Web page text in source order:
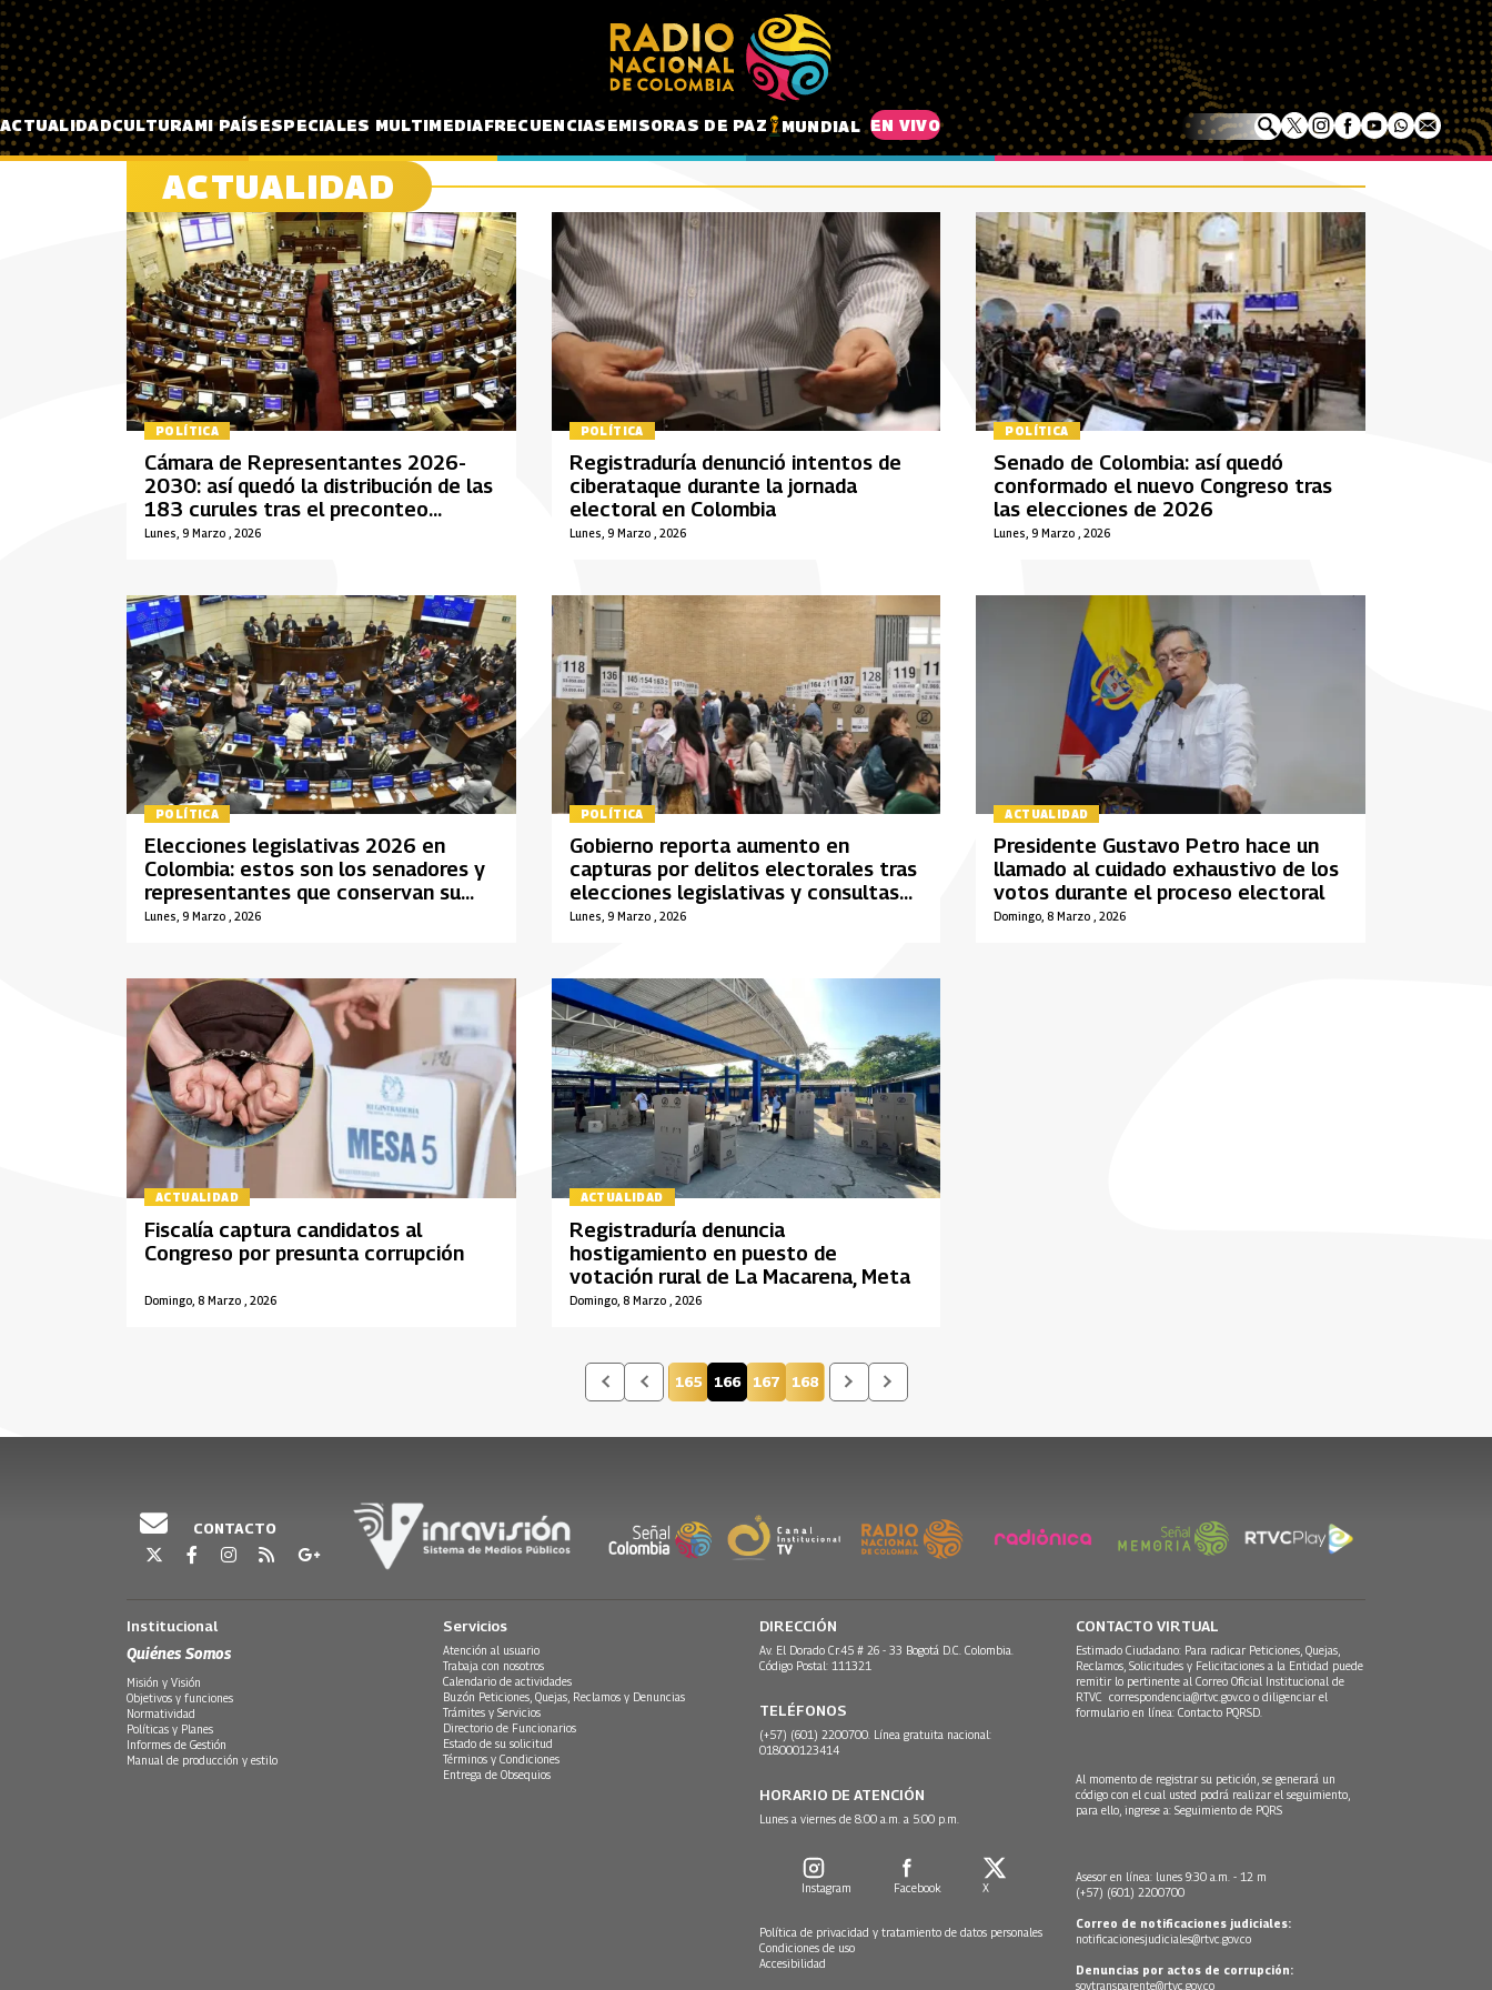
Pasar al contenido principal
ACTUALIDADCULTURAMI PAÍSESPECIALES MULTIMEDIAFRECUENCIASEMISORAS DE PAZ MUNDIAL EN VIVO
ACTUALIDAD
POLÍTICA
Lunes, 9 Marzo , 2026
Cámara de Representantes 2026-
2030: así quedó la distribución de las
183 curules tras el preconteo
electoral
POLÍTICA
Lunes, 9 Marzo , 2026
Registraduría denunció intentos de
ciberataque durante la jornada
electoral en Colombia
POLÍTICA
Lunes, 9 Marzo , 2026
Senado de Colombia: así quedó
conformado el nuevo Congreso tras
las elecciones de 2026
POLÍTICA
Lunes, 9 Marzo , 2026
Elecciones legislativas 2026 en
Colombia: estos son los senadores y
representantes que conservan su
curul
POLÍTICA
Lunes, 9 Marzo , 2026
Gobierno reporta aumento en
capturas por delitos electorales tras
elecciones legislativas y consultas
presidenciales
ACTUALIDAD
Domingo, 8 Marzo , 2026
Presidente Gustavo Petro hace un
llamado al cuidado exhaustivo de los
votos durante el proceso electoral
ACTUALIDAD
Domingo, 8 Marzo , 2026
Fiscalía captura candidatos al
Congreso por presunta corrupción
ACTUALIDAD
Domingo, 8 Marzo , 2026
Registraduría denuncia
hostigamiento en puesto de
votación rural de La Macarena, Meta
Página
165 Página actual
166 Página
167 Página
168
CONTACTO
Institucional
Quiénes Somos
Misión y Visión
Objetivos y funciones
Normatividad
Políticas y Planes
Informes de Gestión
Manual de producción y estilo
Servicios
Atención al usuario
Trabaja con nosotros
Calendario de actividades
Buzón Peticiones, Quejas, Reclamos y Denuncias
Trámites y Servicios
Directorio de Funcionarios
Estado de su solicitud
Términos y Condiciones
Entrega de Obsequios
DIRECCIÓN
Av. El Dorado Cr.45 # 26 - 33 Bogotá D.C. Colombia.
Código Postal: 111321
TELÉFONOS
(+57) (601) 2200700. Línea gratuita nacional:
018000123414
HORARIO DE ATENCIÓN
Lunes a viernes de 8:00 a.m. a 5:00 p.m.
Instagram Facebook X
Política de privacidad y tratamiento de datos personales
Condiciones de uso
Accesibilidad
CONTACTO VIRTUAL
Estimado Ciudadano: Para radicar Peticiones, Quejas,
Reclamos, Solicitudes y Felicitaciones a la Entidad puede
remitir lo pertinente al Correo Oficial Institucional de
RTVC correspondencia@rtvc.gov.co o diligenciar el
formulario en línea: Contacto PQRSD.
Al momento de registrar su petición, se generará un
código con el cual usted podrá realizar el seguimiento,
para ello, ingrese a: Seguimiento de PQRS
Asesor en línea: lunes 9:30 a.m. - 12 m
(+57) (601) 2200700
Correo de notificaciones judiciales:
notificacionesjudiciales@rtvc.gov.co
Denuncias por actos de corrupción:
soytransparente@rtvc.gov.co